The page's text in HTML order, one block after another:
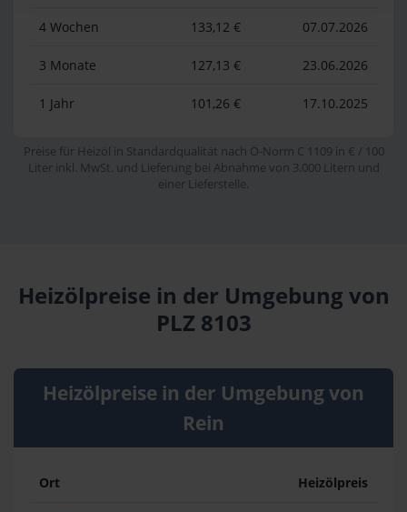
4 Wochen 133,12 € 07.07.2026
3 Monate 127,13 € 23.06.2026
1 Jahr 101,26 € 17.10.2025
Preise für Heizöl in Standardqualität nach Ö-Norm C 1109 in € / 100
Liter inkl. MwSt. und Lieferung bei Abnahme von 3.000 Litern und
einer Lieferstelle.
Heizölpreise in der Umgebung von
PLZ 8103
Heizölpreise in der Umgebung von
Rein
Ort Heizölpreis